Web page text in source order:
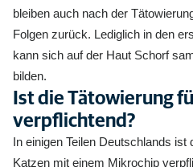
bleiben auch nach der
Folgen zurück. Lediglich in den
kann sich auf der Haut Schorf
bilden.
Ist die Tätowierung
verpflichtend?
In einigen Teilen Deutschlands
Katzen mit einem Mikrochip